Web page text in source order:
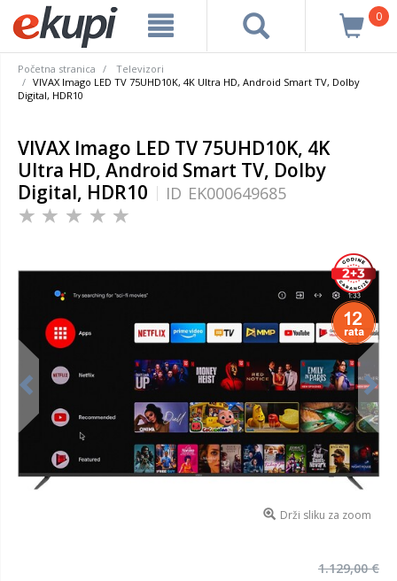
0
Početna stranica
Televizori
VIVAX Imago LED TV 75UHD10K, 4K Ultra HD, Android Smart TV, Dolby
Digital, HDR10
VIVAX Imago LED TV 75UHD10K, 4K
Ultra HD, Android Smart TV, Dolby
Digital, HDR10
ID EK000649685
Drži sliku za zoom
1.129,00 €